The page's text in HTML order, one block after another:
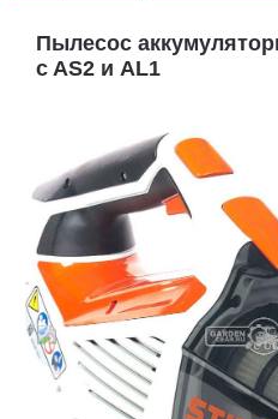
Пылесос
c AS2 и AL1